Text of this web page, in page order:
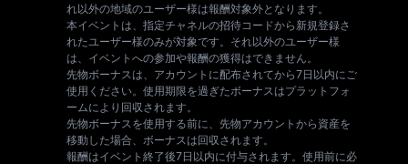
れ以外の地域のユーザー様は報酬対象外となります。
本イベントは、指定チャネルの招待コードから新規登録さ
れたユーザー様のみが対象です。それ以外のユーザー様
は、イベントへの参加や報酬の獲得はできません。
先物ボーナスは、アカウントに配布されてから7日以内にご
使用ください。使用期限を過ぎたボーナスはプラットフォ
ームにより回収されます。
先物ボーナスを使用する前に、先物アカウントから資産を
移動した場合、ボーナスは回収されます。
報酬はイベント終了後7日以内に付与されます。使用前に必